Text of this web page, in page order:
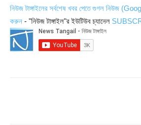
নিউজ টাঙ্গাইলের সর্বশেষ খবর পেতে গুগল নিউজ
করুন - "নিউজ টাঙ্গাইল"র ইউটিউব চ্যানেল